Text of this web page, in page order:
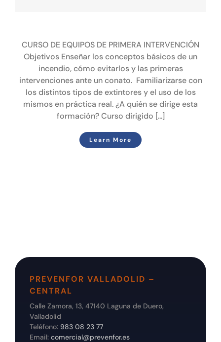
Contacto
CURSO DE EQUIPOS DE PRIMERA INTERVENCIÓN
Objetivos Enseñar los conceptos básicos de un
incendio, cómo evitarlos y las primeras
intervenciones ante un conato. Familiarizarse con
los distintos tipos de extintores y el uso de los
mismos en práctica real. ¿A quién se dirige esta
formación? Curso dirigido [...]
Learn More
PREVENFOR VALLADOLID –
CENTRAL
Calle Zamora, 13, 47140 Laguna de Duero,
Valladolid
Teléfono: 983 08 23 77
Email: comercial@prevenfor.es